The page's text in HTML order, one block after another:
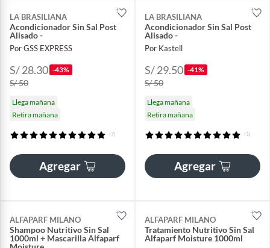
LA BRASILIANA
Acondicionador Sin Sal Post
Alisado -
Por GSS EXPRESS
S/ 28.30 -43%
S/ 50
Llega mañana
Retira mañana
(7)
Agregar
LA BRASILIANA
Acondicionador Sin Sal Post
Alisado -
Por Kastell
S/ 29.50 -41%
S/ 50
Llega mañana
Retira mañana
(1)
Agregar
ALFAPARF MILANO
Shampoo Nutritivo Sin Sal
1000ml + Mascarilla Alfaparf
ALFAPARF MILANO
Tratamiento Nutritivo Sin Sal
Alfaparf Moisture 1000ml